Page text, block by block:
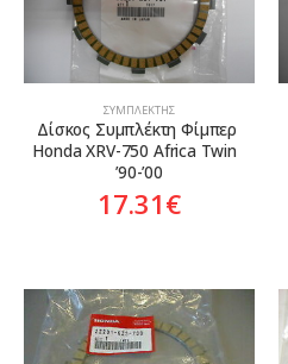
ΣΥΜΠΛΈΚΤΗΣ
Δίσκος Συμπλέκτη Φίμπερ
Honda XRV-750 Africa Twin
’90-’00
17.31€